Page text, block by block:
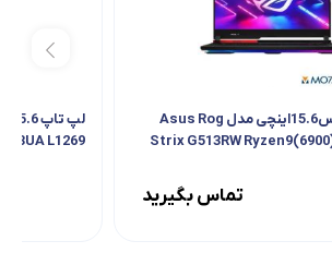
لپ تاپ ایسوس15.6اینچی مدل Asus Rog
Strix G513RW
تماس بگیرید
L1269